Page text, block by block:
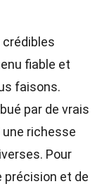
fiable et
faisons.
par de vrais
richesse
Pour
précision et de